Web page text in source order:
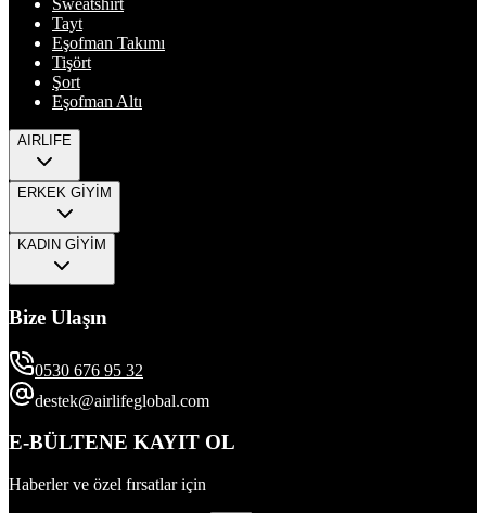
Sweatshirt
Tayt
Eşofman Takımı
Tişört
Şort
Eşofman Altı
AIRLIFE
ERKEK GİYİM
KADIN GİYİM
Bize Ulaşın
0530 676 95 32
destek@airlifeglobal.com
E-BÜLTENE KAYIT OL
Haberler ve özel fırsatlar için